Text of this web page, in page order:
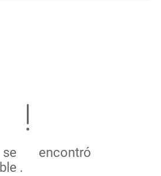
encontró
.